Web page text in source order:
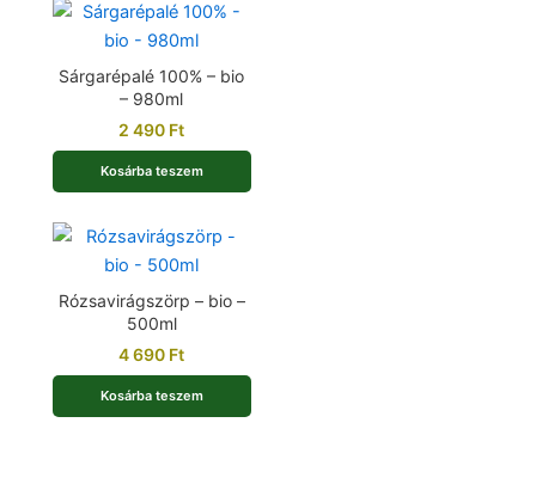
Sárgarépalé 100% – bio
– 980ml
2 490 Ft
Kosárba teszem
Rózsavirágszörp – bio –
500ml
4 690 Ft
Kosárba teszem